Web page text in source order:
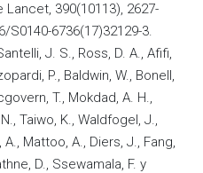
390(10113), 2627-
6736(17)32129-3.
J. S., Ross, D. A., Afifi,
P., Baldwin, W., Bonell,
T., Mokdad, A. H.,
Taiwo, K., Waldfogel, J.,
Mattoo, A., Diers, J., Fang,
D., Ssewamala, F. y